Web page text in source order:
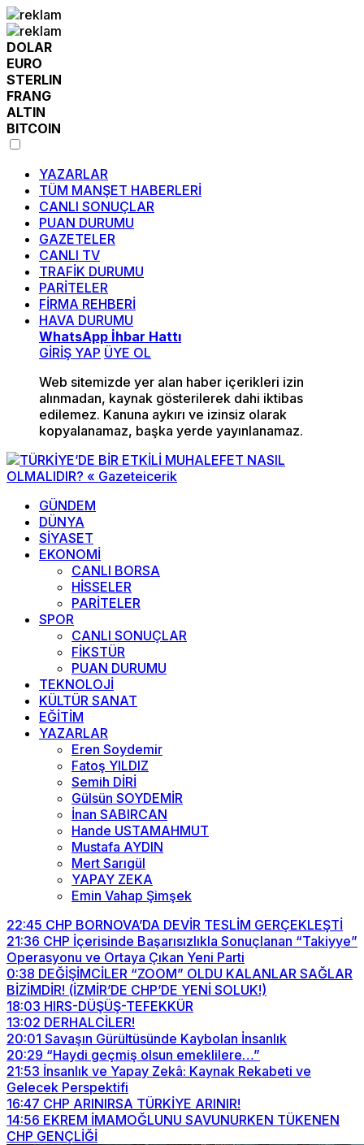
DOLAR
EURO
STERLIN
FRANG
ALTIN
BITCOIN
YAZARLAR
TÜM MANŞET HABERLERİ
CANLI SONUÇLAR
PUAN DURUMU
GAZETELER
CANLI TV
TRAFİK DURUMU
PARİTELER
FİRMA REHBERİ
HAVA DURUMU
WhatsApp İhbar Hattı
GİRİŞ YAP ÜYE OL
Web sitemizde yer alan haber içerikleri izin
alınmadan, kaynak gösterilerek dahi iktibas
edilemez. Kanuna aykırı ve izinsiz olarak
kopyalanamaz, başka yerde yayınlanamaz.
GÜNDEM
DÜNYA
SİYASET
EKONOMİ
CANLI BORSA
HİSSELER
PARİTELER
SPOR
CANLI SONUÇLAR
FİKSTÜR
PUAN DURUMU
TEKNOLOJİ
KÜLTÜR SANAT
EĞİTİM
YAZARLAR
Eren Soydemir
Fatoş YILDIZ
Semih DİRİ
Gülsün SOYDEMİR
İnan SABIRCAN
Hande USTAMAHMUT
Mustafa AYDIN
Mert Sarıgül
YAPAY ZEKA
Emin Vahap Şimşek
22:45 CHP BORNOVA’DA DEVİR TESLİM GERÇEKLEŞTİ
21:36 CHP İçerisinde Başarısızlıkla Sonuçlanan “Takiyye”
Operasyonu ve Ortaya Çıkan Yeni Parti
0:38 DEĞİŞİMCİLER “ZOOM” OLDU KALANLAR SAĞLAR
BİZİMDİR! (İZMİR’DE CHP’DE YENİ SOLUK!)
18:03 HIRS-DÜŞÜŞ-TEFEKKÜR
13:02 DERHALCİLER!
20:01 Savaşın Gürültüsünde Kaybolan İnsanlık
20:29 “Haydi geçmiş olsun emeklilere…”
21:53 İnsanlık ve Yapay Zekâ: Kaynak Rekabeti ve
Gelecek Perspektifi
16:47 CHP ARINIRSA TÜRKİYE ARINIR!
14:56 EKREM İMAMOĞLUNU SAVUNURKEN TÜKENEN
CHP GENÇLİĞİ